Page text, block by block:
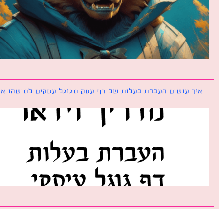
עושים העברת בעלות של דף עסק מגוגל עסקים למישהו אחר?